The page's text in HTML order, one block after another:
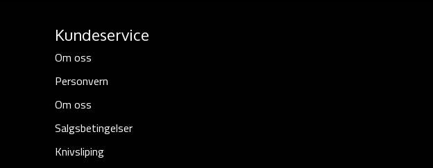
Kundeservice
Om oss
Personvern
Om oss
Salgsbetingelser
Knivsliping